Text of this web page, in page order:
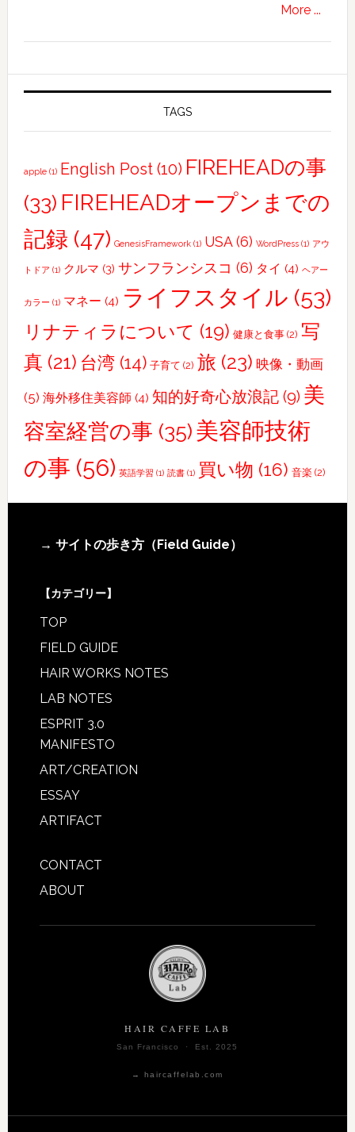
More ...about
け
た
界
TAGS
apple(1) English Post(10) FIREHEADの事
(33) FIREHEADオープンまでの
記録 (47) GenesisFramework(1) USA(6) WordPress(1) アウ
トドア (1) クルマ (3) サンフランシスコ (6) タイ (4) ヘアー
カラー (1) マネー (4) ライフスタイル (53)
リナティラについて (19) 健康と食事(2) 写
真 (21) 台湾(14) 子育て (2) 旅 (23) 映像・動画
(5) 海外移住美容師 (4) 知的好奇心放浪記(9) 美
容室経営の事 (35)美容師技術
の事 (56) 英語学習 (1) 読書(1) 買い物 (16) 音楽(2)
Footer
→ サイトの歩き方（Field Guide）
【カテゴリー】
TOP
FIELD GUIDE
HAIR WORKS NOTES
LAB NOTES
ESPRIT 3.0
MANIFESTO
ART/CREATION
ESSAY
ARTIFACT
CONTACT
ABOUT
HAIR CAFFE LAB
San Francisco · Est. 2025
→ haircaffelab.com